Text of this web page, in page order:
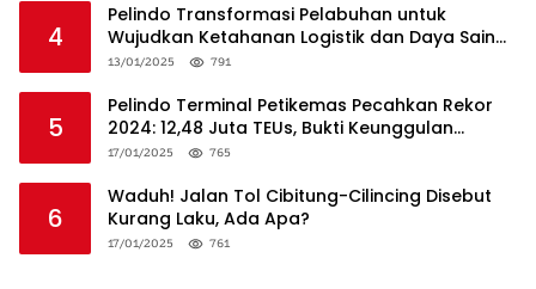
4
Pelindo Transformasi Pelabuhan untuk
Wujudkan Ketahanan Logistik dan Daya Saing
Global
13/01/2025 791
5
Pelindo Terminal Petikemas Pecahkan Rekor
2024: 12,48 Juta TEUs, Bukti Keunggulan
Logistik Nasional
17/01/2025 765
6
Waduh! Jalan Tol Cibitung-Cilincing Disebut
Kurang Laku, Ada Apa?
17/01/2025 761